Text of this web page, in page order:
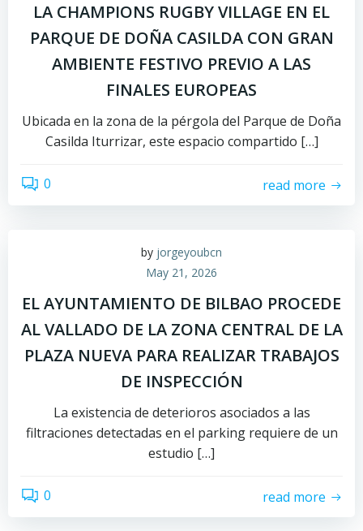
LA CHAMPIONS RUGBY VILLAGE EN EL
PARQUE DE DOÑA CASILDA CON GRAN
AMBIENTE FESTIVO PREVIO A LAS
FINALES EUROPEAS
Ubicada en la zona de la pérgola del Parque de Doña
Casilda Iturrizar, este espacio compartido […]
0 read more
by jorgeyoubcn
May 21, 2026
EL AYUNTAMIENTO DE BILBAO PROCEDE
AL VALLADO DE LA ZONA CENTRAL DE LA
PLAZA NUEVA PARA REALIZAR TRABAJOS
DE INSPECCIÓN
La existencia de deterioros asociados a las
filtraciones detectadas en el parking requiere de un
estudio […]
0 read more